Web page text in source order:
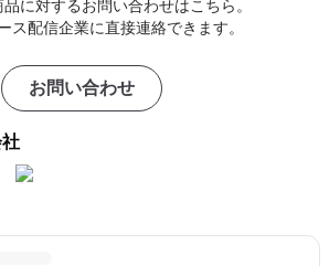
に対するお問い合わせはこちら。
ス配信企業に直接連絡できます。
お問い合わせ